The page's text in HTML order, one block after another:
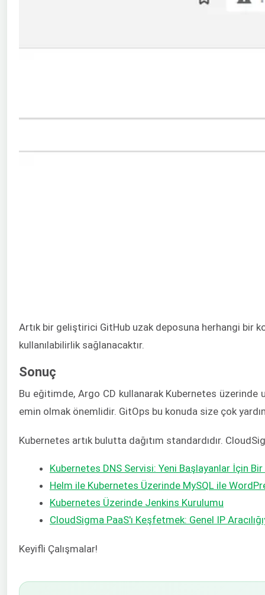
Artık bir geliştirici GitHub uzak deposuna herhangi bir
kullanılabilirlik sağlanacaktır.
Sonuç
Bu eğitimde, Argo CD kullanarak Kubernetes üzerinde
emin olmak önemlidir. GitOps bu konuda size çok
Kubernetes artık bulutta dağıtım standardıdır.
Kubernetes DNS Servisi: Yeni Başlayanlar İçin Bir
Helm ile Kubernetes Üzerinde MySQL ile
Kubernetes Üzerinde Jenkins Kurulumu
CloudSigma PaaS'ı Keşfetmek: Genel IP
Keyifli Çalışmalar!